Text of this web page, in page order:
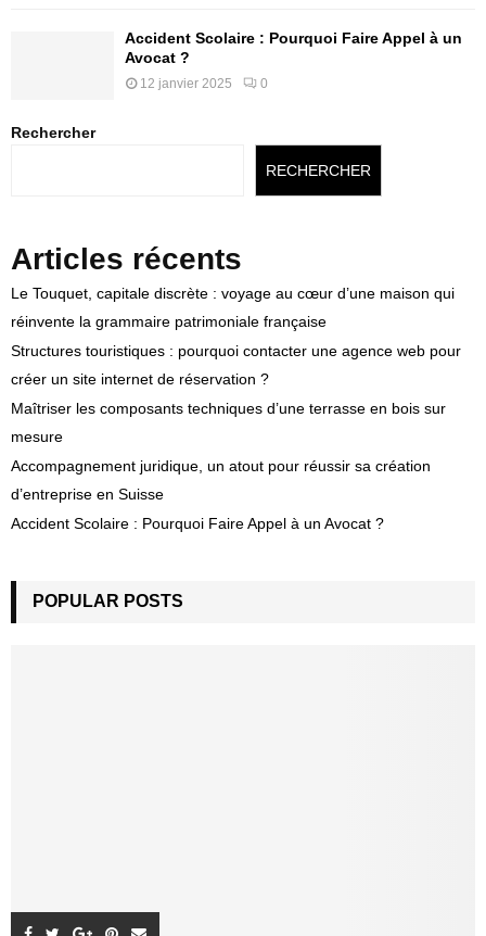
Accident Scolaire : Pourquoi Faire Appel à un
Avocat ?
12 janvier 2025 0
Rechercher
RECHERCHER
Articles récents
Le Touquet, capitale discrète : voyage au cœur d’une maison qui
réinvente la grammaire patrimoniale française
Structures touristiques : pourquoi contacter une agence web pour
créer un site internet de réservation ?
Maîtriser les composants techniques d’une terrasse en bois sur
mesure
Accompagnement juridique, un atout pour réussir sa création
d’entreprise en Suisse
Accident Scolaire : Pourquoi Faire Appel à un Avocat ?
POPULAR POSTS